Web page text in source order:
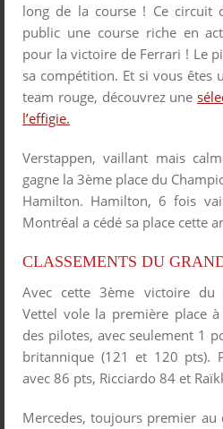
long de la course ! Ce
public une course riche en
pour la victoire de Ferrari ! Le
sa compétition. Et si vous êtes
team rouge, découvrez une
l’effigie.
Verstappen, vaillant mais
gagne la 3ème place du
Hamilton. Hamilton, 6 fois
Montréal a cédé sa place cette
CLASSEMENTS DU
Avec cette 3ème victoire du
Vettel vole la première place
des pilotes, avec seulement 1
britannique (121 et 120 pts).
avec 86 pts, Ricciardo 84 et
Mercedes, toujours premier au